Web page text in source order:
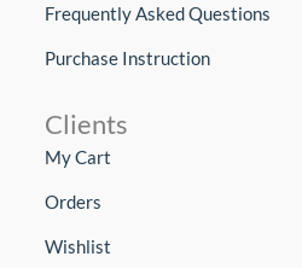
Frequently Asked Questions
Purchase Instruction
Clients
My Cart
Orders
Wishlist